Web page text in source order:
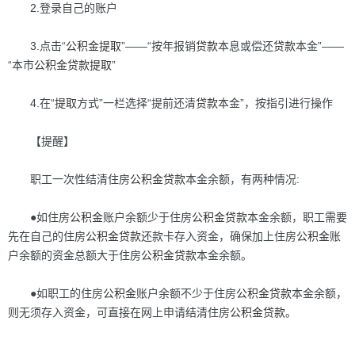
2.登录自己的账户
3.点击“公积金提取”——“按年报销贷款本息或偿还贷款本金”——
“本市公积金贷款提取”
4.在“提取方式”一栏选择“提前还清贷款本金”，按指引进行操作
【提醒】
职工一次性结清住房公积金贷款本金余额，有两种情况:
●如住房公积金账户余额少于住房公积金贷款本金余额，职工需要
先在自己的住房公积金贷款还款卡存入资金，确保加上住房公积金账
户余额的资金总额大于住房公积金贷款本金余额。
●如职工的住房公积金账户余额不少于住房公积金贷款本金余额，
则无须存入资金，可直接在网上申请结清住房公积金贷款。